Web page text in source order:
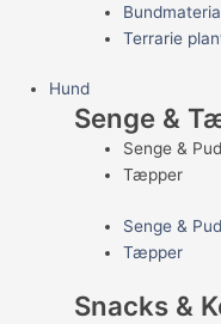
Terrarie
Hund
Senge &
Senge &
Tæpper
Senge &
Tæpper
Snacks &